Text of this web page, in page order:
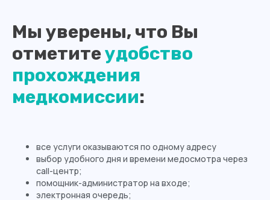
Мы уверены, что Вы
отметитеудобство
прохождения
медкомиссии:
все услуги оказываются по одному адресу
выбор удобного дня и времени медосмотра через
call-центр;
помощник-администратор на входе;
электронная очередь;